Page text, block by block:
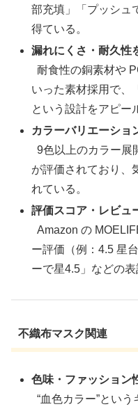
部充填」「プッシュ
得ている。
漏れにくさ・耐久性
耐食性の銅素材や
いった素材採用で、
という設計をアピー
カラーバリエーショ
9色以上のカラー展
が評価されており、
れている。
評価スコア・レビュ
Amazon の
ー評価（例：4.5 星
ーで星4.5」などの表
不織布マスク関連
色味・ファッション
“血色カラー”とい